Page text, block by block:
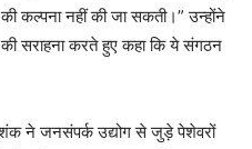
कल्पना नहीं की जा सकती।” उन्होंने
सराहना करते हुए कहा कि ये संगठन
ने जनसंपर्क उद्योग से जुड़े पेशेवरों